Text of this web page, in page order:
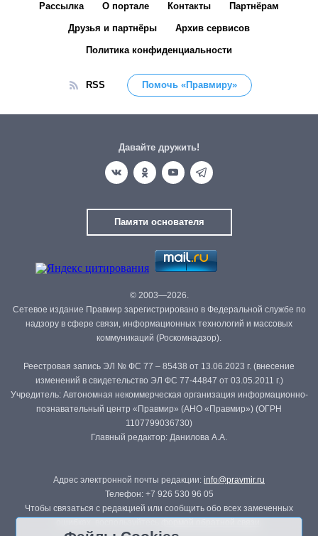
Рассылка О портале Контакты Партнёрам
Друзья и партнёры Архив сервисов
Политика конфиденциальности
RSS Помочь «Правмиру»
Давайте дружить!
Памяти основателя
© 2003—2026.
Сетевое издание Правмир зарегистрировано в Федеральной службе по
надзору в сфере связи, информационных технологий и массовых
коммуникаций (Роскомнадзор).
Реестровая запись ЭЛ № ФС 77 – 85438 от 13.06.2023 г. (внесение
изменений в свидетельство ЭЛ ФС 77-44847 от 03.05.2011 г.)
Учредитель: Автономная некоммерческая организация информационно-
познавательный центр «Правмир» (АНО «Правмир») (ОГРН
1107799036730)
Главный редактор: Данилова А.А.
Адрес электронной почты редакции: info@pravmir.ru
Телефон: +7 926 530 96 05
Чтобы связаться с редакцией или сообщить обо всех замеченных